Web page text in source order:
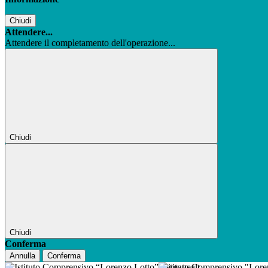
Chiudi
Attendere...
Attendere il completamento dell'operazione...
Chiudi
Chiudi
Conferma
Annulla Conferma